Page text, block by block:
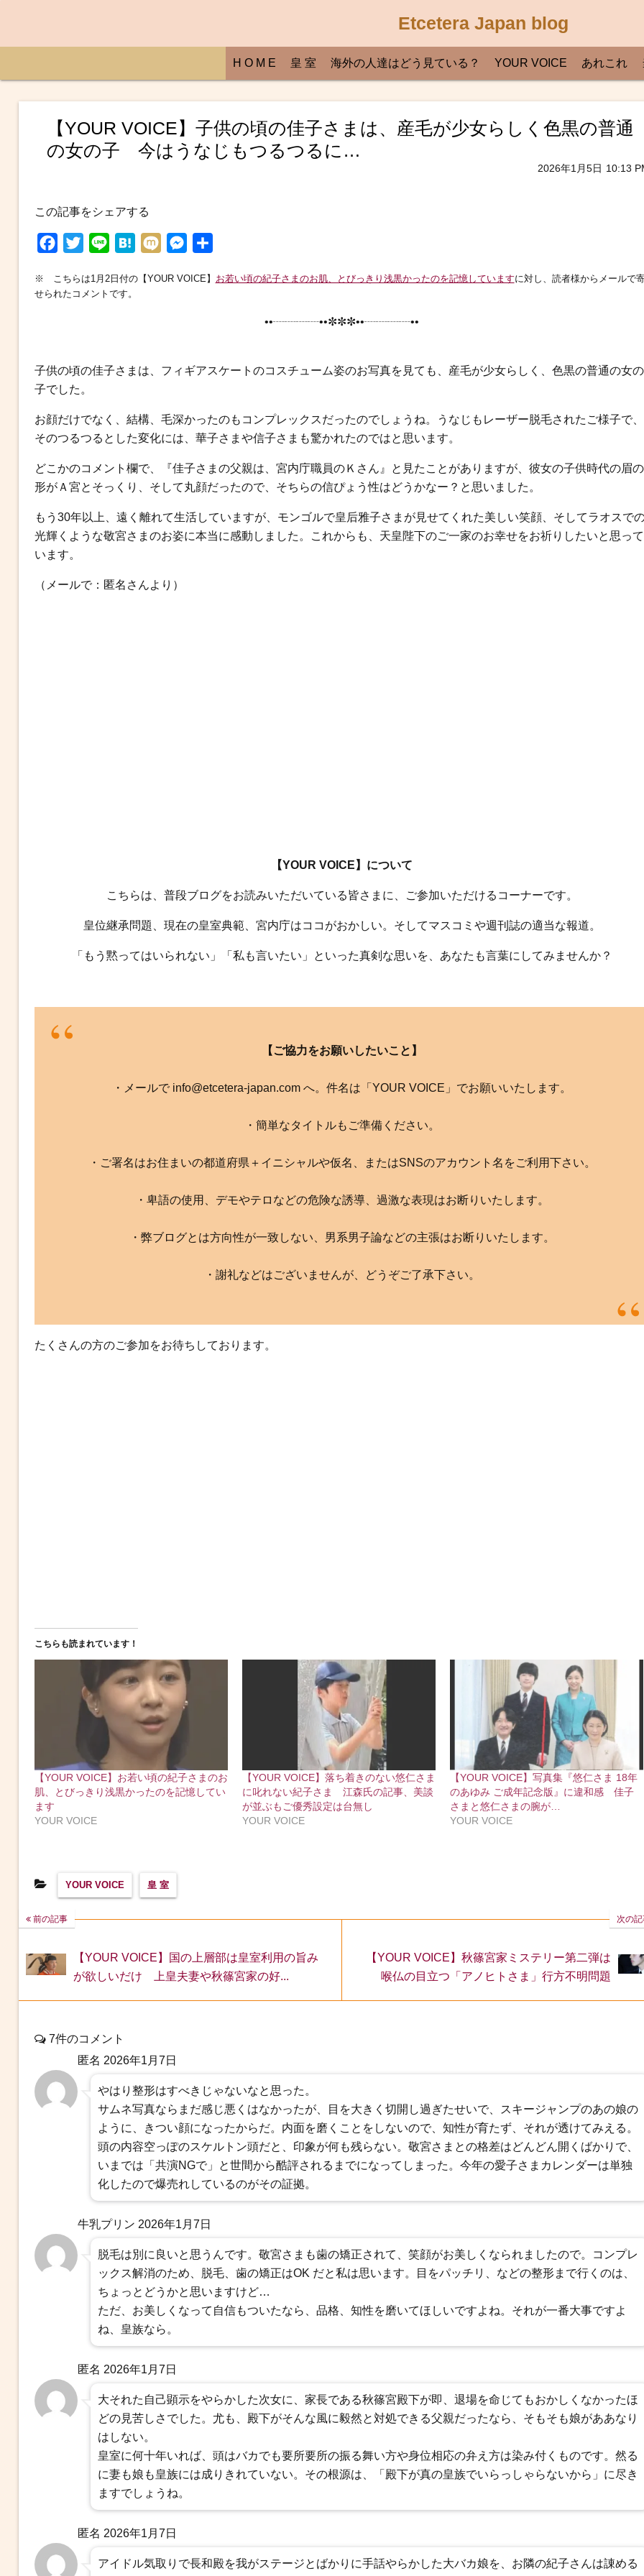
Etcetera Japan blog
H O M E 皇 室 海外の人達はどう見ている？ YOUR VOICE あれこれ
【YOUR VOICE】子供の頃の佳子さまは、産毛が少女らしく色黒の普通
の女の子 今はうなじもつるつるに…
2026年1月5日 10:13
この記事をシェアする
c
k
i
n
H
t
M
x
s
g
※ こちらは1月2日付の【YOUR VOICE】 お若い頃の紀子さまのお肌、とびっきり浅黒かったのを記憶していますに対し、読者様からメールで
せられたコメントです。
••┈┈┈┈••✼✼✼••┈┈┈┈••
子供の頃の佳子さまは、フィギアスケートのコスチューム姿のお写真を見ても、産毛が少女らしく、色黒の普通の女の
子でした。
お顔だけでなく、結構、毛深かったのもコンプレックスだったのでしょうね。うなじもレーザー脱毛されたご様子で、
そのつるつるとした変化には、華子さまや信子さまも驚かれたのではと思います。
どこかのコメント欄で、『佳子さまの父親は、宮内庁職員のＫさん』と見たことがありますが、彼女の子供時代の眉の
形がＡ宮とそっくり、そして丸顔だったので、そちらの信ぴょう性はどうかなー？と思いました。
もう30年以上、遠く離れて生活していますが、モンゴルで皇后雅子さまが見せてくれた美しい笑顔、そしてラオスで
光輝くような敬宮さまのお姿に本当に感動しました。これからも、天皇陛下のご一家のお幸せをお祈りしたいと思って
います。
（メールで：匿名さんより）
【YOUR VOICE】について
こちらは、普段ブログをお読みいただいている皆さまに、ご参加いただけるコーナーです。
皇位継承問題、現在の皇室典範、宮内庁はココがおかしい。そしてマスコミや週刊誌の適当な報道。
「もう黙ってはいられない」「私も言いたい」といった真剣な思いを、あなたも言葉にしてみませんか？
【ご協力をお願いしたいこと】
・メールで info@etcetera-japan.com へ。件名は「YOUR VOICE」でお願いいたします。
・簡単なタイトルもご準備ください。
・ご署名はお住まいの都道府県＋イニシャルや仮名、またはSNSのアカウント名をご利用下さい。
・卑語の使用、デモやテロなどの危険な誘導、過激な表現はお断りいたします。
・弊ブログとは方向性が一致しない、男系男子論などの主張はお断りいたします。
・謝礼などはございませんが、どうぞご了承下さい。
たくさんの方のご参加をお待ちしております。
こちらも読まれています！
【YOUR VOICE】お若い頃の紀子さまのお
肌、とびっきり浅黒かったのを記憶してい
ます
YOUR VOICE
【YOUR VOICE】落ち着きのない悠仁さま
に叱れない紀子さま 江森氏の記事、美談
が並ぶもご優秀設定は台無し
YOUR VOICE
【YOUR VOICE】写真集『悠仁さま 18年
のあゆみ ご成年記念版』に違和感 佳子
さまと悠仁さまの腕が…
YOUR VOICE
YOUR VOICE 皇 室
前の記事
【YOUR VOICE】国の上層部は皇室利用の旨み
が欲しいだけ 上皇夫妻や秋篠宮家の好...
次の
【YOUR VOICE】秋篠宮家ミステリー第二弾は
喉仏の目立つ「アノヒトさま」行方不明問題
7件のコメント
匿名 2026年1月7日
やはり整形はすべきじゃないなと思った。
サムネ写真ならまだ感じ悪くはなかったが、目を大きく切開し過ぎたせいで、スキージャンプのあの娘の
ように、きつい顔になったからだ。内面を磨くことをしないので、知性が育たず、それが透けてみえる。
頭の内容空っぽのスケルトン頭だと、印象が何も残らない。敬宮さまとの格差はどんどん開くばかりで、
いまでは「共演NGで」と世間から酷評されるまでになってしまった。今年の愛子さまカレンダーは単独
化したので爆売れしているのがその証拠。
牛乳プリン 2026年1月7日
脱毛は別に良いと思うんです。敬宮さまも歯の矯正されて、笑顔がお美しくなられましたので。コンプレ
ックス解消のため、脱毛、歯の矯正はOK だと私は思います。目をパッチリ、などの整形まで行くのは、
ちょっとどうかと思いますけど…
ただ、お美しくなって自信もついたなら、品格、知性を磨いてほしいですよね。それが一番大事ですよ
ね、皇族なら。
匿名 2026年1月7日
大それた自己顕示をやらかした次女に、家長である秋篠宮殿下が即、退場を命じてもおかしくなかったほ
どの見苦しさでした。尤も、殿下がそんな風に毅然と対処できる父親だったなら、そもそも娘がああなり
はしない。
皇室に何十年いれば、頭はバカでも要所要所の振る舞い方や身位相応の弁え方は染み付くものです。然る
に妻も娘も皇族には成りきれていない。その根源は、「殿下が真の皇族でいらっしゃらないから」に尽き
ますでしょうね。
匿名 2026年1月7日
アイドル気取りで長和殿を我がステージとばかりに手話やらかした大バカ娘を、お隣の紀子さんは諌める